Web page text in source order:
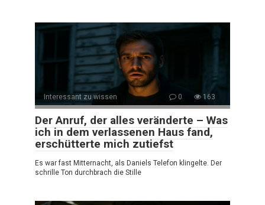
Interessant zu wissen 0 163
Der Anruf, der alles veränderte – Was
ich in dem verlassenen Haus fand,
erschütterte mich zutiefst
Es war fast Mitternacht, als Daniels Telefon klingelte. Der
schrille Ton durchbrach die Stille